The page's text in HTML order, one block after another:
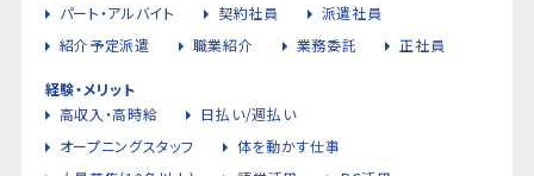
パート・アルバイト
契約社員
派遣社員
紹介予定派遣
職業紹介 業務委託 正社員
経験・メリット
高収入・高時給
日払い/週払い
オープニングスタッフ
体を動かす仕事